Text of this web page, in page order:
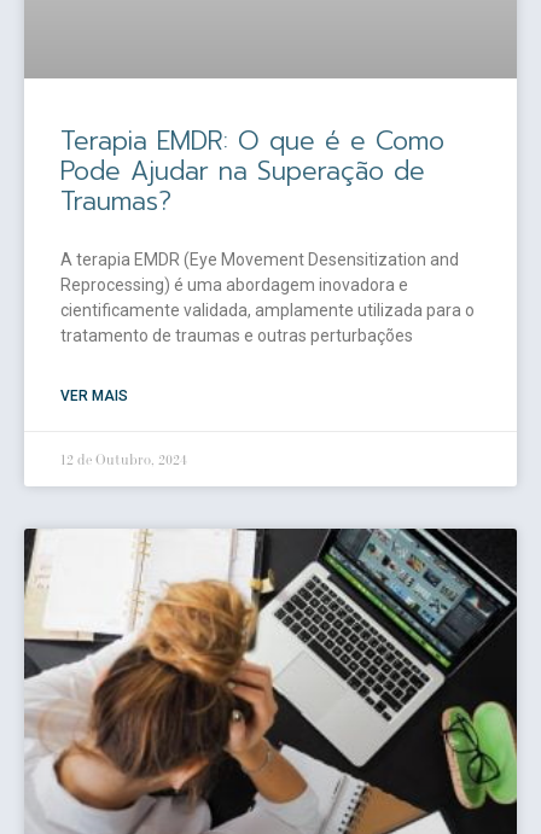
Terapia EMDR: O que é e Como
Pode Ajudar na Superação de
Traumas?
A terapia EMDR (Eye Movement Desensitization and
Reprocessing) é uma abordagem inovadora e
cientificamente validada, amplamente utilizada para o
tratamento de traumas e outras perturbações
VER MAIS
12 de Outubro, 2024